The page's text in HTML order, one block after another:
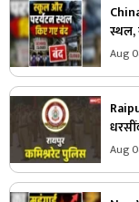
स्थल,
Aug
में
Aug